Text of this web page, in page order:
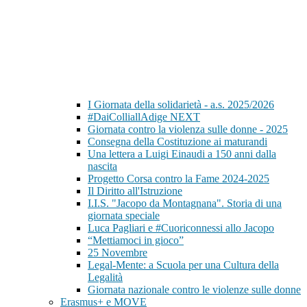
I Giornata della solidarietà - a.s. 2025/2026
#DaiColliallAdige NEXT
Giornata contro la violenza sulle donne - 2025
Consegna della Costituzione ai maturandi
Una lettera a Luigi Einaudi a 150 anni dalla
nascita
Progetto Corsa contro la Fame 2024-2025
Il Diritto all'Istruzione
I.I.S. "Jacopo da Montagnana". Storia di una
giornata speciale
Luca Pagliari e #Cuoriconnessi allo Jacopo
“Mettiamoci in gioco”
25 Novembre
Legal-Mente: a Scuola per una Cultura della
Legalità
Giornata nazionale contro le violenze sulle donne
Erasmus+ e MOVE